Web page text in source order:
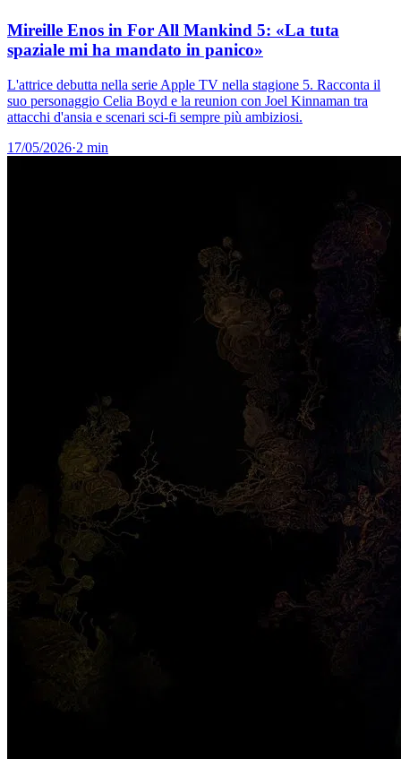
Mireille Enos in For All Mankind 5: «La tuta
spaziale mi ha mandato in panico»
L'attrice debutta nella serie Apple TV nella stagione 5. Racconta il
suo personaggio Celia Boyd e la reunion con Joel Kinnaman tra
attacchi d'ansia e scenari sci-fi sempre più ambiziosi.
17/05/2026·2 min